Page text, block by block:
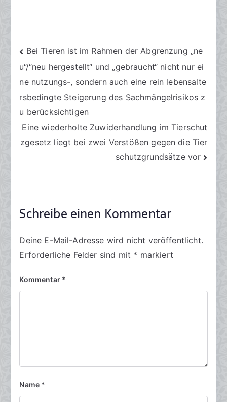
Beitragsnavigation
Bei Tieren ist im Rahmen der Abgrenzung „ne
u“/“neu hergestellt“ und „gebraucht“ nicht nur ei
ne nutzungs-, sondern auch eine rein lebensalte
rsbedingte Steigerung des Sachmängelrisikos z
u berücksichtigen
Eine wiederholte Zuwiderhandlung im Tierschut
zgesetz liegt bei zwei Verstößen gegen die Tier
schutzgrundsätze vor
Schreibe einen Kommentar
Deine E-Mail-Adresse wird nicht veröffentlicht.
Erforderliche Felder sind mit * markiert
Kommentar *
Name *